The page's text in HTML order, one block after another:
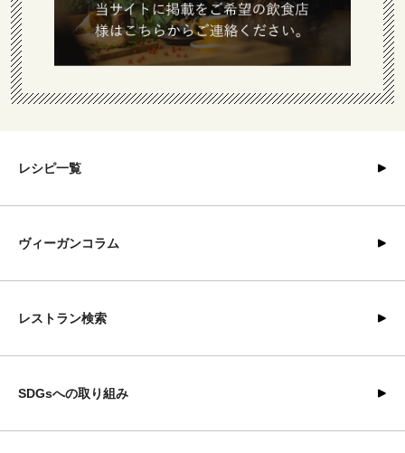
レシピ一覧
ヴィーガンコラム
レストラン検索
SDGsへの取り組み